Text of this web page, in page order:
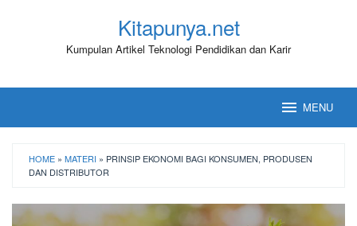
Kitapunya.net
Kumpulan Artikel Teknologi Pendidikan dan Karir
MENU
HOME » MATERI » PRINSIP EKONOMI BAGI KONSUMEN, PRODUSEN
DAN DISTRIBUTOR